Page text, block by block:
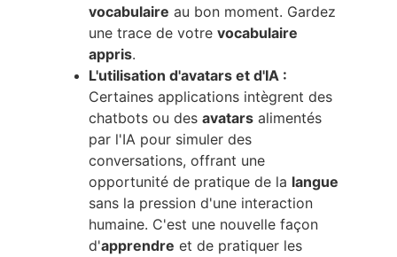
vocabulaire au bon moment. Gardez
une trace de votre vocabulaire
appris.
L'utilisation d'avatars et d'IA :
Certaines applications intègrent des
chatbots ou des avatars alimentés
par l'IA pour simuler des
conversations, offrant une
opportunité de pratique de la langue
sans la pression d'une interaction
humaine. C'est une nouvelle façon
d'apprendre et de pratiquer les